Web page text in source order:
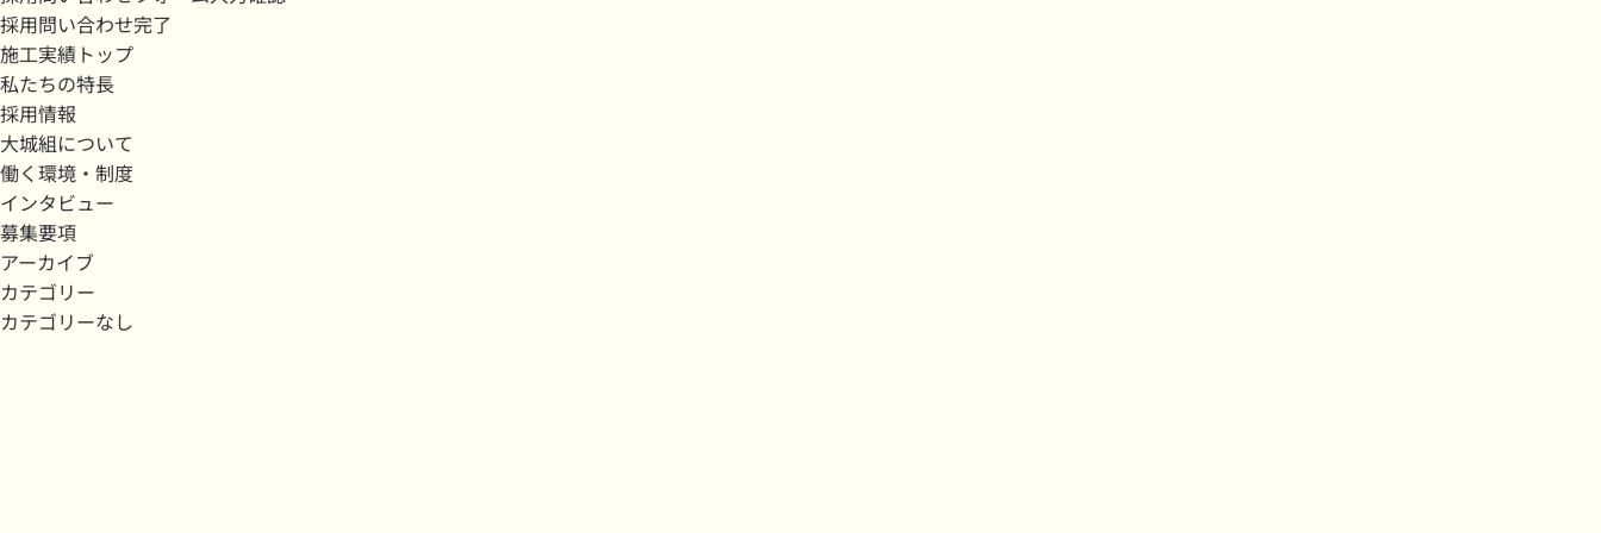
採用問い合わせ完了
施工実績トップ
私たちの特長
採用情報
大城組について
働く環境・制度
インタビュー
募集要項
アーカイブ
カテゴリー
カテゴリーなし